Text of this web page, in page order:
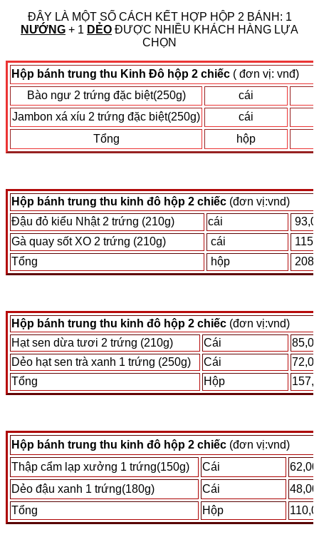
ĐÂY LÀ MỘT SỐ CÁCH KẾT HỢP HỘP 2 BÁNH: 1
NƯỚNG + 1 DẺO ĐƯỢC NHIỀU KHÁCH HÀNG LỰA
CHỌN
Hộp bánh trung thu Kinh Đô hộp 2 chiếc ( đơn vị: vnđ)
Bào ngư 2 trứng đặc biệt(250g)
cái
Jambon xá xíu 2 trứng đặc biệt(250g)
cái
Tổng
hộp
Hộp bánh trung thu kinh đô hộp 2 chiếc (đơn vị:vnd)
Đậu đỏ kiểu Nhật 2 trứng (210g)
cái
Gà quay sốt XO 2 trứng (210g)
cái
Tổng
hộp
Hộp bánh trung thu kinh đô hộp 2 chiếc (đơn vị:vnd)
Hạt sen dừa tươi 2 trứng (210g)
Cái
Dẻo hạt sen trà xanh 1 trứng (250g)
Cái
Tổng
Hộp
Hộp bánh trung thu kinh đô hộp 2 chiếc (đơn vị:vnd)
Thập cẩm lạp xưởng 1 trứng(150g)
Cái
Dẻo đậu xanh 1 trứng(180g)
Cái
Tổng
Hộp